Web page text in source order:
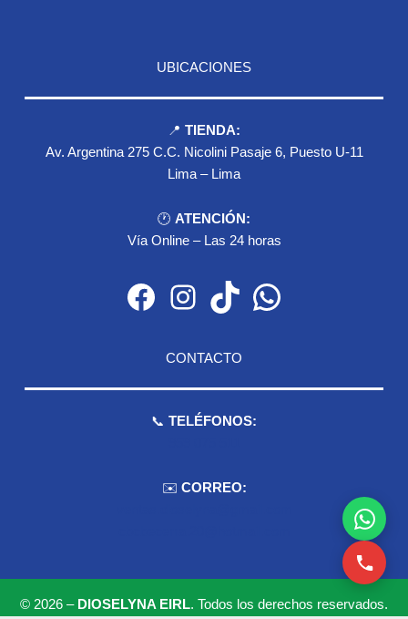
UBICACIONES
📍 TIENDA:
Av. Argentina 275 C.C. Nicolini Pasaje 6, Puesto U-11
Lima – Lima
🕐 ATENCIÓN:
Vía Online – Las 24 horas
Facebook Instagram TikTok WhatsApp
CONTACTO
📞 TELÉFONOS:
✉️ CORREO:
© 2026 – DIOSELYNA EIRL. Todos los derechos reservados.